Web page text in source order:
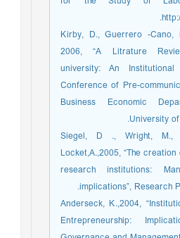
8.Kirby, D., Guerrero -
2006, “A Litrature
university: An
Conference of Pre-
Business Economic
University
9. Siegel, D ., Wright,
Locket,A.,2005, “The
research institutions:
implications”, Research
10.Anderseck, K.,2004,
Entrepreneurship: